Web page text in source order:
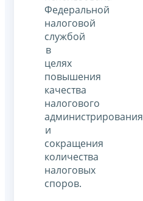
Федеральной
налоговой
службой
в
целях
повышения
качества
налогового
администрирования
и
сокращения
количества
налоговых
споров.